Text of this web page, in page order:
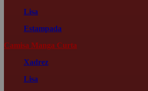
Lisa
Estampada
Camisa Manga Curta
Xadrez
Lisa